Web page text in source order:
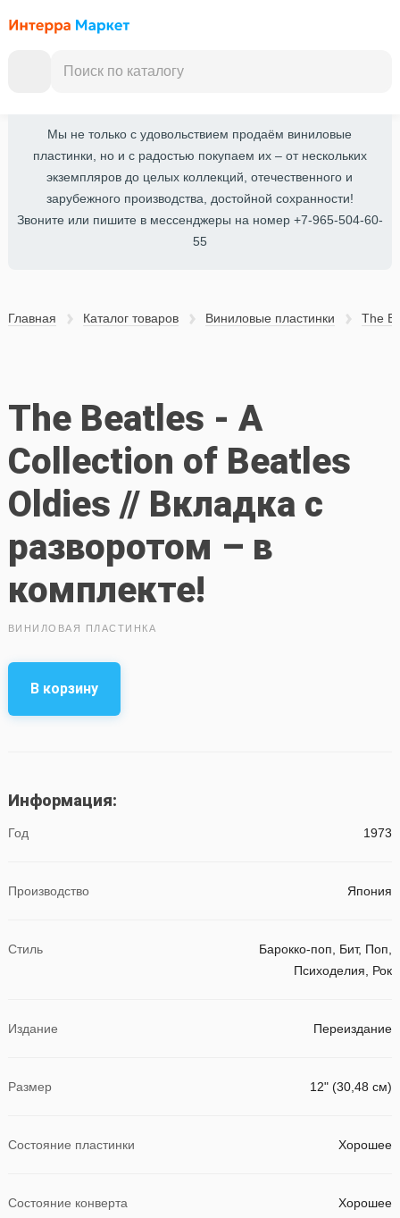
Мы не только с удовольствием продаём виниловые
пластинки, но и с радостью покупаем их – от нескольких
экземпляров до целых коллекций, отечественного и
зарубежного производства, достойной сохранности!
Звоните или пишите в мессенджеры на номер +7-965-504-60-
55
Главная Каталог товаров Виниловые пластинки The
The Beatles - A
Collection of Beatles
Oldies // Вкладка с
разворотом – в
комплекте!
ВИНИЛОВАЯ ПЛАСТИНКА
В корзину
Информация:
Год 1973
Производство Япония
Стиль
Барокко-поп, Бит, Поп,
Психоделия, Рок
Издание Переиздание
Размер 12" (30,48 см)
Состояние пластинки Хорошее
Состояние конверта Хорошее